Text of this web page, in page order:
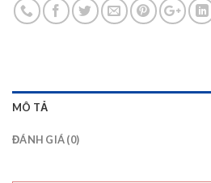
MÔ TẢ
ĐÁNH GIÁ (0)